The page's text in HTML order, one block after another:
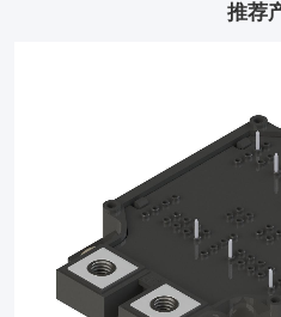
推荐